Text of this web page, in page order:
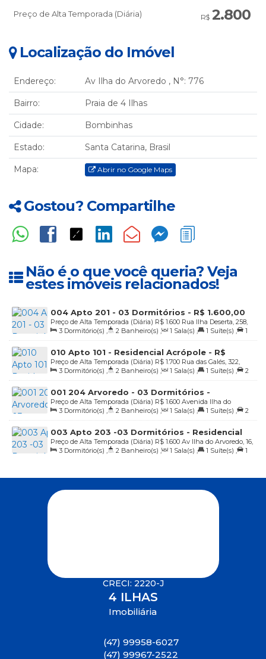
R$ 2.800
Preço de Alta Temporada (Diária)
Localização do Imóvel
Endereço: Av Ilha do Arvoredo , N°: 776
Bairro: Praia de 4 Ilhas
Cidade: Bombinhas
Estado: Santa Catarina, Brasil
Mapa: Abrir no Google Maps
Gostou? Compartilhe
Não é o que você queria? Veja
estes imóveis relacionados!
004 Apto 201 - 03 Dormitórios - R$ 1.600,00
Diária
R$ 1.600
Preço de Alta Temporada (Diária)
Rua Ilha Deserta, 258,
Praia de 4 Ilhas, Bombinhas, Santa Catarina, Brasil
3 Dormitório(s) 2 Banheiro(s) 1 Sala(s) 1 Suíte(s)
1
Vaga(s) , 20mDistância do Mar
010 Apto 101 - Residencial Acrópole - R$
1.700,00 diária
R$ 1.700
Preço de Alta Temporada (Diária)
Rua das Galés, 322,
Praia de 4 Ilhas, Bombinhas, Santa Catarina, Brasil
3 Dormitório(s) 2 Banheiro(s) 1 Sala(s) 1 Suíte(s)
2
Vaga(s) , 50mDistância do Mar
001 204 Arvoredo - 03 Dormitórios -
Residencial Solar das Ilhas - R$ 1.600,00 a
Diária
R$ 1.600
Preço de Alta Temporada (Diária)
Avenida Ilha do
Arvoredo, 413, Apto 204 Bloco Arvoredo, 88215-000, Praia de 4
Ilhas, Bombinhas, Santa Catarina, Brasil
3 Dormitório(s) 2 Banheiro(s) 1 Sala(s) 1 Suíte(s)
2
Vaga(s) , 20mDistância do Mar
003 Apto 203 -03 Dormitórios - Residencial
Algas Marinhas - R$ 1.600,00 a Diária
R$ 1.600
Preço de Alta Temporada (Diária)
Av Ilha do Arvoredo, 16,
Praia de 4 Ilhas, Bombinhas, Santa Catarina, Brasil
3 Dormitório(s) 2 Banheiro(s) 1 Sala(s) 1 Suíte(s)
1
CRECI: 2220-J
4 ILHAS
Imobiliária
(47) 99958-6027
(47) 99967-2522